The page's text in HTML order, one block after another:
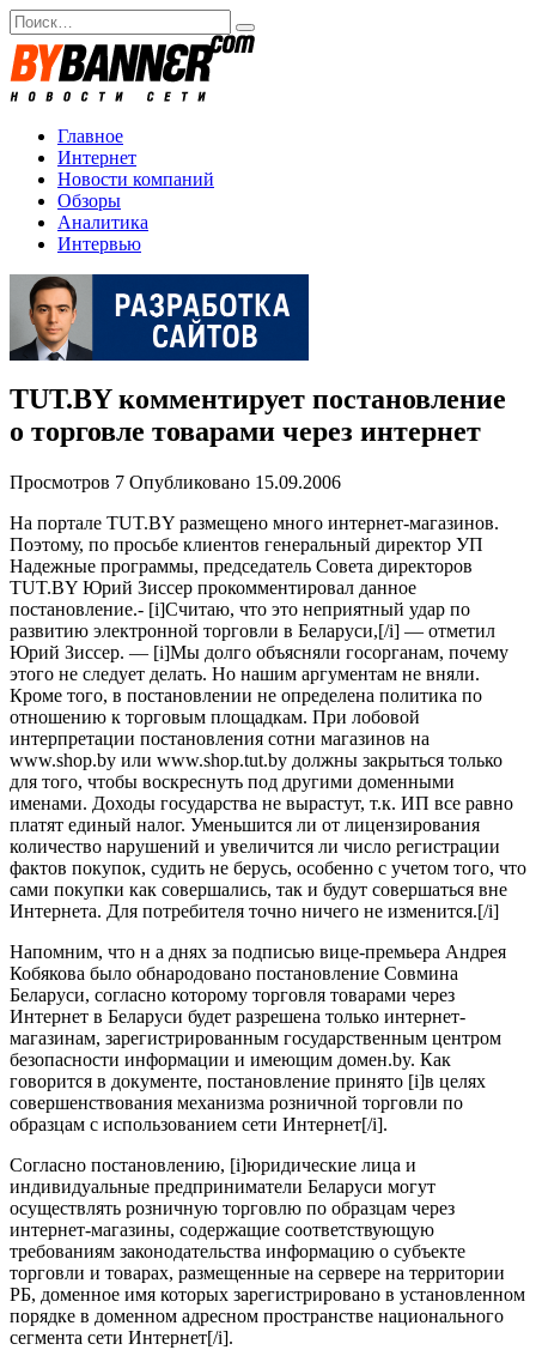
Перейти
к
содержанию
Search
for:
Главное
Интернет
Новости компаний
Обзоры
Аналитика
Интервью
TUT.BY комментирует постановление
о торговле товарами через интернет
Просмотров 7 Опубликовано 15.09.2006
На портале TUT.BY размещено много интернет-магазинов.
Поэтому, по просьбе клиентов генеральный директор УП
Надежные программы, председатель Совета директоров
TUT.BY Юрий Зиссер прокомментировал данное
постановление.- [i]Считаю, что это неприятный удар по
развитию электронной торговли в Беларуси,[/i] — отметил
Юрий Зиссер. — [i]Мы долго объясняли госорганам, почему
этого не следует делать. Но нашим аргументам не вняли.
Кроме того, в постановлении не определена политика по
отношению к торговым площадкам. При лобовой
интерпретации постановления сотни магазинов на
www.shop.by или www.shop.tut.by должны закрыться только
для того, чтобы воскреснуть под другими доменными
именами. Доходы государства не вырастут, т.к. ИП все равно
платят единый налог. Уменьшится ли от лицензирования
количество нарушений и увеличится ли число регистрации
фактов покупок, судить не берусь, особенно с учетом того, что
сами покупки как совершались, так и будут совершаться вне
Интернета. Для потребителя точно ничего не изменится.[/i]
Напомним, что н а днях за подписью вице-премьера Андрея
Кобякова было обнародовано постановление Совмина
Беларуси, согласно которому торговля товарами через
Интернет в Беларуси будет разрешена только интернет-
магазинам, зарегистрированным государственным центром
безопасности информации и имеющим домен.by. Как
говорится в документе, постановление принято [i]в целях
совершенствования механизма розничной торговли по
образцам с использованием сети Интернет[/i].
Согласно постановлению, [i]юридические лица и
индивидуальные предприниматели Беларуси могут
осуществлять розничную торговлю по образцам через
интернет-магазины, содержащие соответствующую
требованиям законодательства информацию о субъекте
торговли и товарах, размещенные на сервере на территории
РБ, доменное имя которых зарегистрировано в установленном
порядке в доменном адресном пространстве национального
сегмента сети Интернет[/i].